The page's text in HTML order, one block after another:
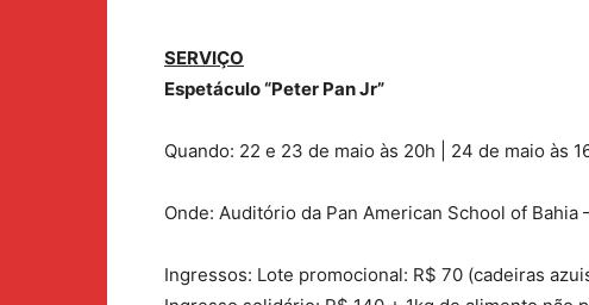
SERVIÇO
Espetáculo “Peter Pan Jr”
Quando: 22 e 23 de maio às 20h | 24 de maio às
Onde: Auditório da Pan American School of Bahia
Ingressos: Lote promocional: R$ 70 (cadeiras